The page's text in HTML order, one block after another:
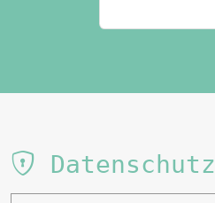
Datenschutz